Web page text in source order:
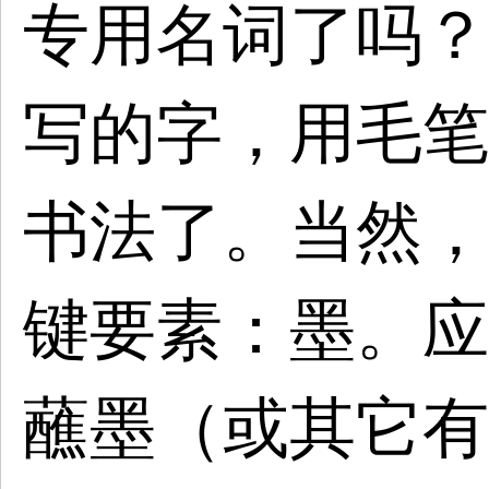
专用名词了吗
写的字，用毛
书法了。当然
键要素：墨。
蘸墨（或其它